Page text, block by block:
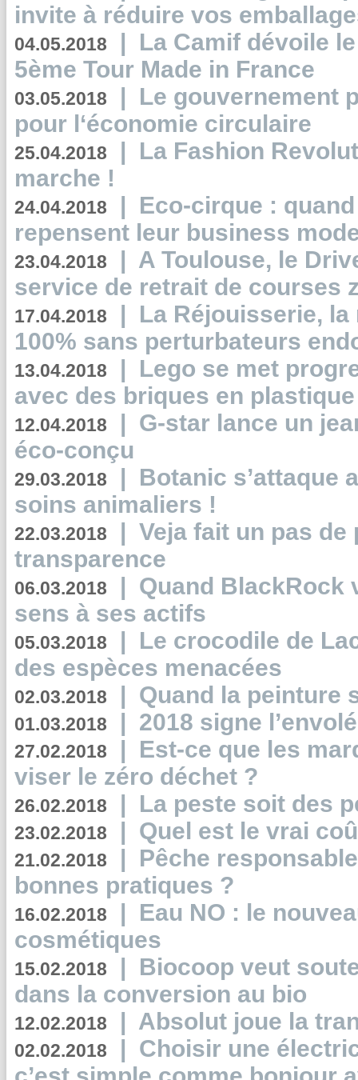
invite à réduire vos
04.05.2018 | La Camif dévoile
5ème Tour Made in France
03.05.2018 | Le gouvernement
pour l‘économie circulaire
25.04.2018 | La Fashion
marche !
24.04.2018 | Eco-cirque :
repensent leur business
23.04.2018 | A Toulouse, le
service de retrait de courses
17.04.2018 | La Réjouisserie,
100% sans perturbateurs
13.04.2018 | Lego se met
avec des briques en
12.04.2018 | G-star lance un
éco-conçu
29.03.2018 | Botanic s’attaque
soins animaliers !
22.03.2018 | Veja fait un pas de
transparence
06.03.2018 | Quand BlackRock
sens à ses actifs
05.03.2018 | Le crocodile de
des espèces menacées
02.03.2018 | Quand la peinture
01.03.2018 | 2018 signe
27.02.2018 | Est-ce que les
viser le zéro déchet ?
26.02.2018 | La peste soit des
23.02.2018 | Quel est le vrai
21.02.2018 | Pêche
bonnes pratiques ?
16.02.2018 | Eau NO : le
cosmétiques
15.02.2018 | Biocoop veut
dans la conversion au bio
12.02.2018 | Absolut joue la
02.02.2018 | Choisir une